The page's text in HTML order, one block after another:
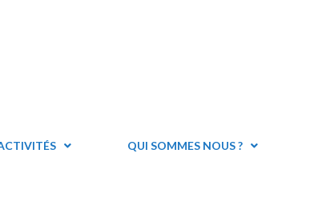
QUI SOMMES NOUS ?